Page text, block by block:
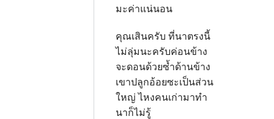
มะค่าแน่นอน
คุณเสินครับ ที่นาตรงนี้
ไม่ลุ่มนะครับค่อนข้าง
จะดอนด้วยซ้ำด้านข้าง
เขาปลูกอ้อยซะเป็นส่วน
ใหญ่ ไหงคนเก่ามาทำ
นาก็ไม่รู้